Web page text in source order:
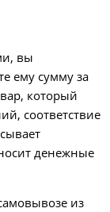
вы
ему сумму за
который
соответствие
денежные
из